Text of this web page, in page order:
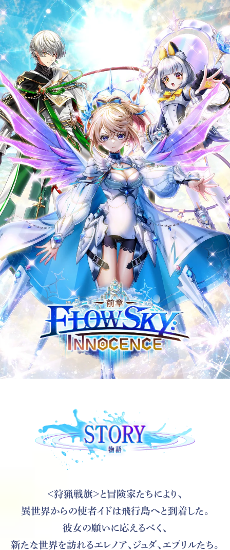
＜狩猟戦旗＞と冒険家たちにより、
異世界からの使者イドは飛行島へと到着した。
彼女の願いに応えるべく、
新たな世界を訪れるエレノア、ジュダ、エプリルたち。